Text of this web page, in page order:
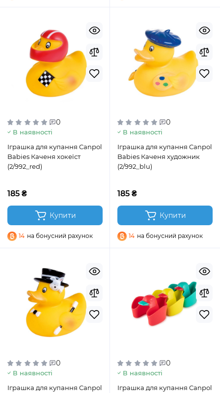
0
В наявності
Іграшка для купання Canpol
Babies Каченя хокеїст
(2/992_red)
185 ₴
Купити
14 на бонусний рахунок
0
В наявності
Іграшка для купання Canpol
Babies Каченя художник
(2/992_blu)
185 ₴
Купити
14 на бонусний рахунок
0
В наявності
Іграшка для купання Canpol
0
В наявності
Іграшка для купання Canpol